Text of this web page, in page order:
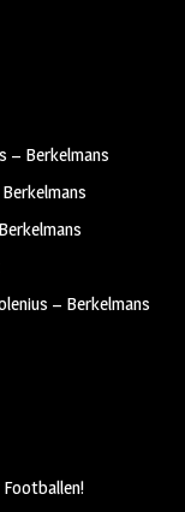
– Berkelmans
– Berkelmans